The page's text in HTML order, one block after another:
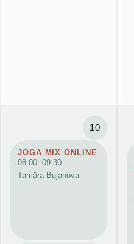
10
JOGA MIX ONLINE
08:00 -09:30
Tamāra Bujanova